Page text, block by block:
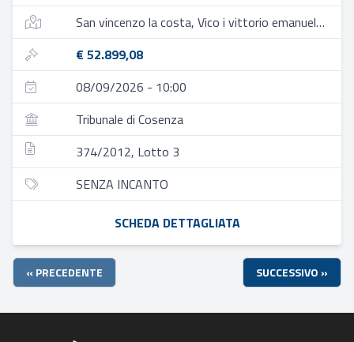
San vincenzo la costa, Vico i vittorio emanuele ii municipio
€ 52.899,08
08/09/2026 - 10:00
Tribunale di Cosenza
374/2012, Lotto 3
SENZA INCANTO
SCHEDA DETTAGLIATA
« PRECEDENTE SUCCESSIVO »